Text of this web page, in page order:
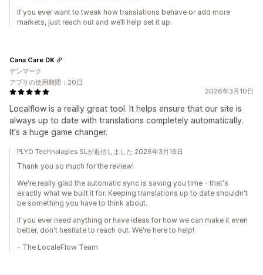
If you ever want to tweak how translations behave or add more
markets, just reach out and we’ll help set it up.
2026年3月10日
Localflow is a really great tool. It helps ensure that our site is
always up to date with translations completely automatically.
It's a huge game changer.
Cana Care DK
デンマーク
アプリの使用期間：20日
PLYO Technologies SLが返信しました 2026年3月16日
Thank you so much for the review!
We're really glad the automatic sync is saving you time - that's
exactly what we built it for. Keeping translations up to date shouldn't
be something you have to think about.
If you ever need anything or have ideas for how we can make it even
better, don't hesitate to reach out. We're here to help!
- The LocaleFlow Team